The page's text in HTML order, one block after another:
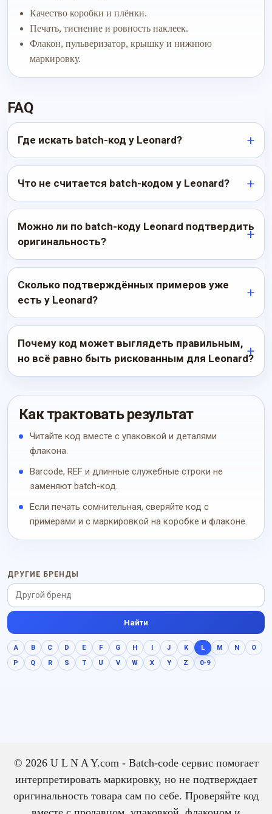
Качество коробки и плёнки.
Печать, тиснение и ровность наклеек.
Флакон, пульверизатор, крышку и нижнюю
маркировку.
FAQ
Где искать batch-код у Leonard?
Что не считается batch-кодом у Leonard?
Можно ли по batch-коду Leonard подтвердить
оригинальность?
Сколько подтверждённых примеров уже
есть у Leonard?
Почему код может выглядеть правильным,
но всё равно быть рискованным для Leonard?
Как трактовать результат
Читайте код вместе с упаковкой и деталями
флакона.
Barcode, REF и длинные служебные строки не
заменяют batch-код.
Если печать сомнительная, сверяйте код с
примерами и с маркировкой на коробке и флаконе.
ДРУГИЕ БРЕНДЫ
Найти
A B C D E F G H I J K L M N
O
P
Q R S T U V W X Y Z 0-9
© 2026 U L N A Y.com - Batch-code сервис помогает
интерпретировать маркировку, но не подтверждает
оригинальность товара сам по себе. Проверяйте код